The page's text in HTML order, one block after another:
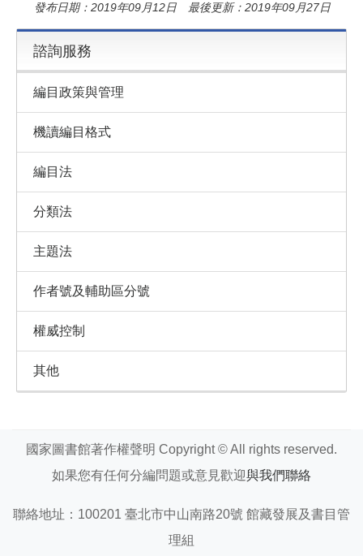
發布日期：2019年09月12日 最後更新：2019年09月27日
諮詢服務
編目政策與管理
機讀編目格式
編目法
分類法
主題法
作者號及輔助區分號
權威控制
其他
國家圖書館著作權聲明 Copyright © All rights reserved.
如果您有任何分編問題或意見歡迎與我們聯絡
聯絡地址：100201 臺北市中山南路20號 館藏發展及書目管
理組